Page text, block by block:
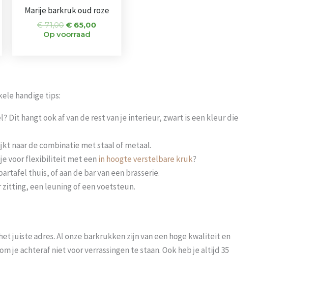
Marije barkruk oud roze
€71,00 € 65,00
Op voorraad
handige tips:
Dit hangt ook af van de rest van je interieur, zwart is een kleur die
naar de combinatie met staal of metaal.
je voor flexibiliteit met een in hoogte verstelbare kruk?
thuis, of aan de bar van een brasserie.
een leuning of een voetsteun.
juiste adres. Al onze barkrukken zijn van een hoge kwaliteit en
je achteraf niet voor verrassingen te staan. Ook heb je altijd 35